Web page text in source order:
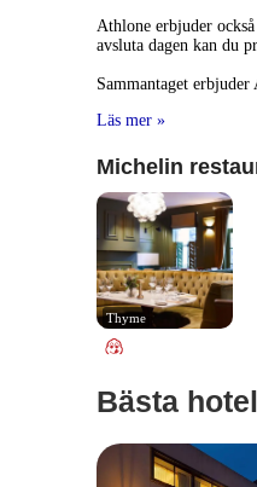
Athlone erbjuder
avsluta dagen kan du
Sammantaget
Läs mer »
Michelin
Thyme
Bästa